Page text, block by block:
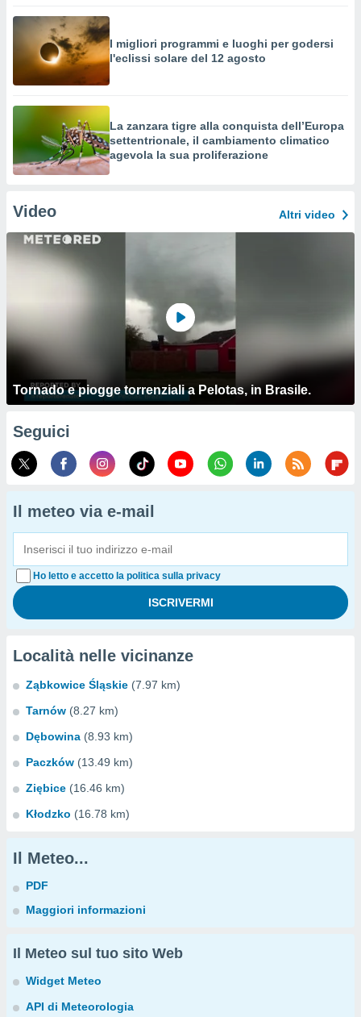
I migliori programmi e luoghi per godersi
l'eclissi solare del 12 agosto
La zanzara tigre alla conquista dell’Europa
settentrionale, il cambiamento climatico
agevola la sua proliferazione
Video Altri video
Tornado e piogge torrenziali a Pelotas, in Brasile.
Seguici
Il meteo via e-mail
Ho letto e accetto la politica sulla privacy
Località nelle vicinanze
Ząbkowice Śląskie (7.97 km)
Tarnów (8.27 km)
Dębowina (8.93 km)
Paczków (13.49 km)
Ziębice (16.46 km)
Kłodzko (16.78 km)
Il Meteo...
PDF
Maggiori informazioni
Il Meteo sul tuo sito Web
Widget Meteo
API di Meteorologia